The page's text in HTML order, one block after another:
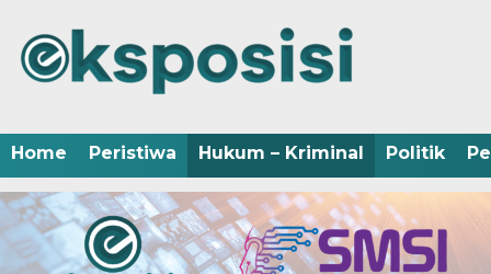
Home Peristiwa Hukum – Kriminal Politik